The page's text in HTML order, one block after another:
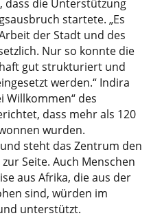
dass die Unterstützung
startete. „Es
der Stadt und des
Nur so konnte die
gut strukturiert und
werden.“ Indira
Willkommen“ des
dass mehr als 120
wurden.
steht das Zentrum den
Seite. Auch Menschen
aus Afrika, die aus der
sind, würden im
unterstützt.